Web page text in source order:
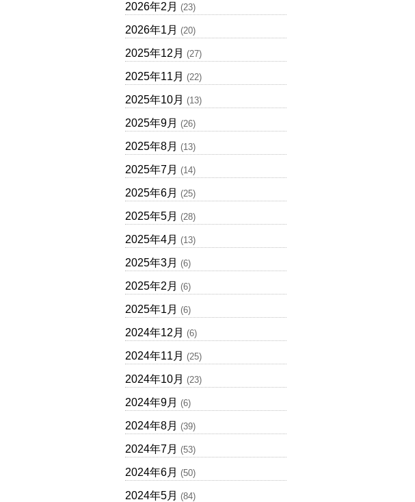
2026年2月 (23)
2026年1月 (20)
2025年12月 (27)
2025年11月 (22)
2025年10月 (13)
2025年9月 (26)
2025年8月 (13)
2025年7月 (14)
2025年6月 (25)
2025年5月 (28)
2025年4月 (13)
2025年3月 (6)
2025年2月 (6)
2025年1月 (6)
2024年12月 (6)
2024年11月 (25)
2024年10月 (23)
2024年9月 (6)
2024年8月 (39)
2024年7月 (53)
2024年6月 (50)
2024年5月 (84)